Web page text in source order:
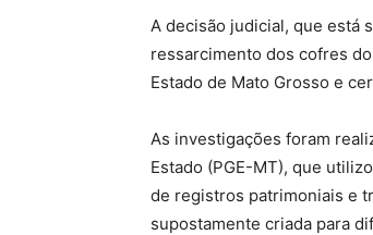
A decisão judicial, que está
ressarcimento dos cofres
Estado de Mato Grosso e
As investigações foram
Estado (PGE-MT), que
de registros patrimoniais e
supostamente criada para